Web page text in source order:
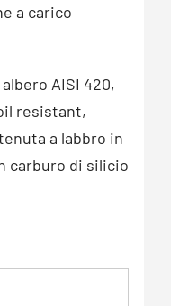
a carico
AISI 420,
resistant,
a labbro in
carburo di silicio